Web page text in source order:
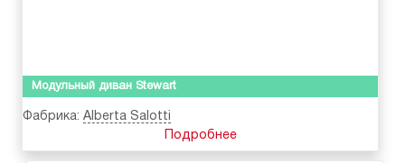
Модульный диван Stewart
Фабрика: Alberta Salotti
Подробнее